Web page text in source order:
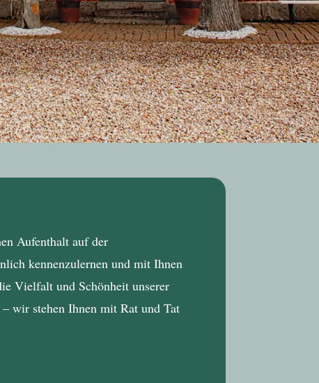
Aufenthalt auf der
kennenzulernen und mit Ihnen
Vielfalt und Schönheit unserer
wir stehen Ihnen mit Rat und Tat